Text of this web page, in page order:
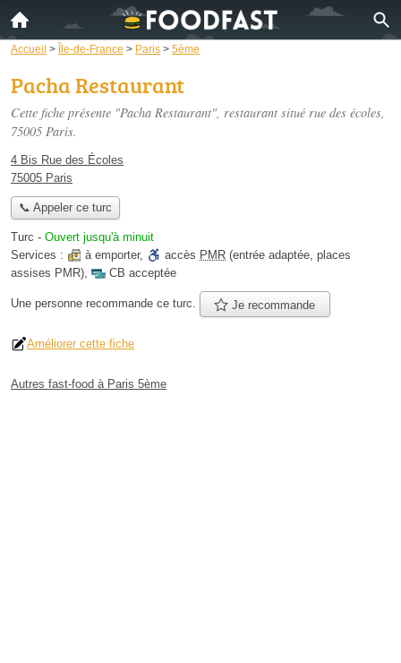
Accueil > Île-de-France > Paris > 5ème
Pacha Restaurant
Cette fiche présente "Pacha Restaurant", restaurant situé rue des écoles,
75005 Paris.
4 Bis Rue des Écoles
75005 Paris
📞 Appeler ce turc
Turc - Ouvert jusqu'à minuit
Services :
à emporter, accès PMR (entrée adaptée, places
assises PMR), CB acceptée
Une personne recommande ce turc. Je recommande
Améliorer cette fiche
Autres fast-food à Paris 5ème